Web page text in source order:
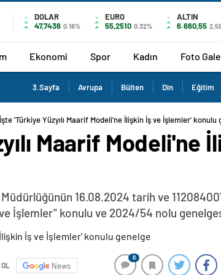
DOLAR
47,7436 0.18%
EURO
55,2510 0.32%
ALTIN
6.660,55
Ekonomi Spor Kadın Foto
3.Sayfa Avrupa Bülten Din Eğitim
İşte 'Türkiye Yüzyılı Maarif Modeli'ne İlişkin İş ve İşlemler' konulu
Maarif Modeli'ne
16.08.2024 tarih ve
İşlemler" konulu ve 2024/54 nolu
OL News
0